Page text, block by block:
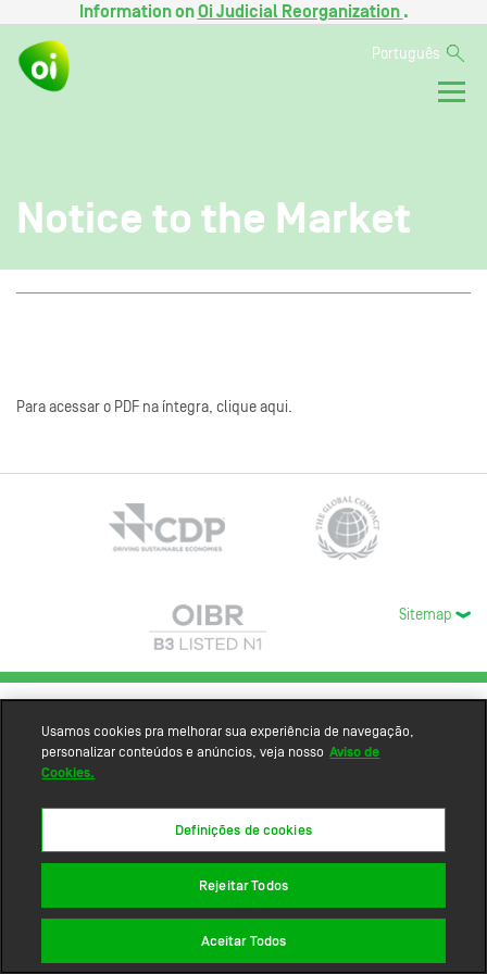
Information onOi Judicial Reorganization .
Português
Notice to the Market
Para acessar o PDF na íntegra, clique aqui.
Sitemap
Usamos cookies pra melhorar sua experiência de navegação,
personalizar conteúdos e anúncios, veja nosso Aviso de
Cookies.
Definições de cookies
Rejeitar Todos
Aceitar Todos